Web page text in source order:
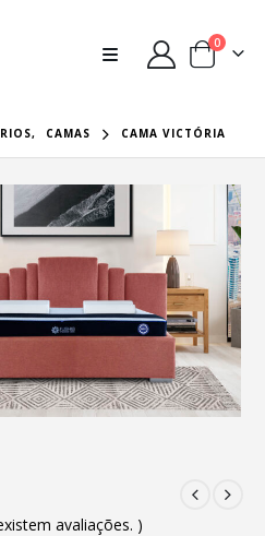
0
, CAMAS CAMA VICTÓRIA
avaliações. )